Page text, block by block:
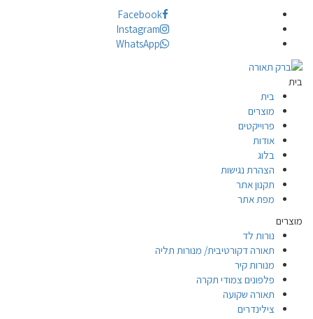
Facebook
Instagram
WhatsApp
בית
בית
מוצרים
פרוייקטים
אודות
בלוג
הצהרת נגישות
תקנון אתר
מפת אתר
מוצרים
נורות לד
תאורה דקורטיבית/ מנורות תליה
מנורות קיר
פלפונים צמודי תקרה
תאורה שקועה
צילינדרים